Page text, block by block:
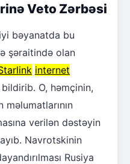
Veto Zərbəsi
bəyanatda bu
şəraitində olan
internet
O, həmçinin,
verilən dəstəyin
Navrotskinin
Rusiya